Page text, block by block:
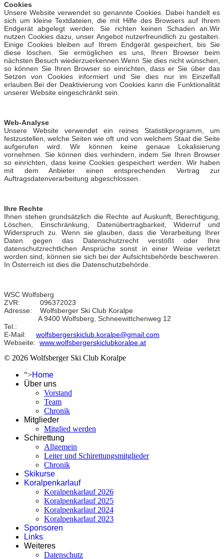
Cookies
Unsere Website verwendet so genannte Cookies. Dabei handelt es
sich um kleine Textdateien, die mit Hilfe des Browsers auf Ihrem
Endgerät abgelegt werden. Sie richten keinen Schaden an.Wir
nutzen Cookies dazu, unser Angebot nutzerfreundlich zu gestalten.
Einige Cookies bleiben auf Ihrem Endgerät gespeichert, bis Sie
diese löschen. Sie ermöglichen es uns, Ihren Browser beim
nächsten Besuch wiederzuerkennen.Wenn Sie dies nicht wünschen,
so können Sie Ihren Browser so einrichten, dass er Sie über das
Setzen von Cookies informiert und Sie dies nur im Einzelfall
erlauben.Bei der Deaktivierung von Cookies kann die Funktionalität
unserer Website eingeschränkt sein.
Web-Analyse
Unsere Website verwendet ein reines Statistikprogramm, um
festzustellen, welche Seiten wie oft und von welchem Staat die Seite
aufgerufen wird. Wir können keine genaue Lokalisierung
vornehmen. Sie können dies verhindern, indem Sie Ihren Browser
so einrichten, dass keine Cookies gespeichert werden. Wir haben
mit dem Anbieter einen entsprechenden Vertrag zur
Auftragsdatenverarbeitung abgeschlossen.
Ihre Rechte
Ihnen stehen grundsätzlich die Rechte auf Auskunft, Berechtigung,
Löschen, Einschränkung, Datenübertragbarkeit, Widerruf und
Widerspruch zu. Wenn sie glauben, dass die Verarbeitung Ihrer
Daten gegen das Datenschutzrecht verstößt oder Ihre
datenschutzrechtlichen Ansprüche sonst in einer Weise verletzt
worden sind, können sie sich bei der Aufsichtsbehörde beschweren.
In Österreich ist dies die Datenschutzbehörde.
WSC Wolfsberg
ZVR: 096372023
Adresse: Wolfsberger Ski Club Koralpe
A 9400 Wolfsberg, Schneewittchenweg 12
Tel.:
E-Mail: wolfsbergerskiclub.koralpe@gmail.com
Webseite: www.wolfsbergerskiclubkoralpe.at
© 2026 Wolfsberger Ski Club Koralpe
">Home
Über uns
Vorstand
Team
Chronik
Mitglieder
Mitglied werden
Schirettung
Allgemein
Leiter und Schirettungsmitglieder
Chronik
Skikurse
Koralpenkarlauf
Koralpenkarlauf 2026
Koralpenkarlauf 2025
Koralpenkarlauf 2024
Koralpenkarlauf 2023
Sponsoren
Links
Weiteres
Datenschutz